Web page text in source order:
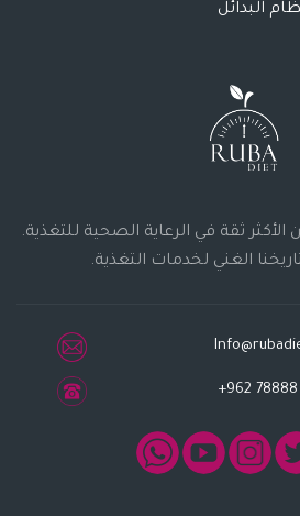
البدائل
عامًا ، نحن الأكثر ثقة في الرعاية الصحية للتغذية.
الغني لخدمات التغذية.
+962 78888